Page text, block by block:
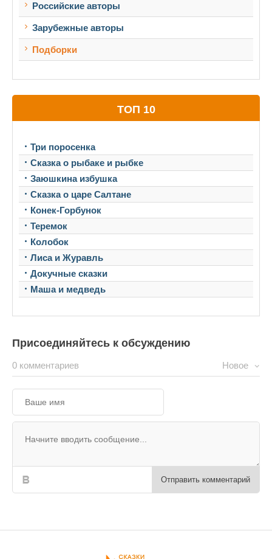
Российские авторы
Зарубежные авторы
Подборки
ТОП 10
Три поросенка
Сказка о рыбаке и рыбке
Заюшкина избушка
Сказка о царе Салтане
Конек-Горбунок
Теремок
Колобок
Лиса и Журавль
Докучные сказки
Маша и медведь
Присоединяйтесь к обсуждению
0 комментариев Новое
Отправить комментарий